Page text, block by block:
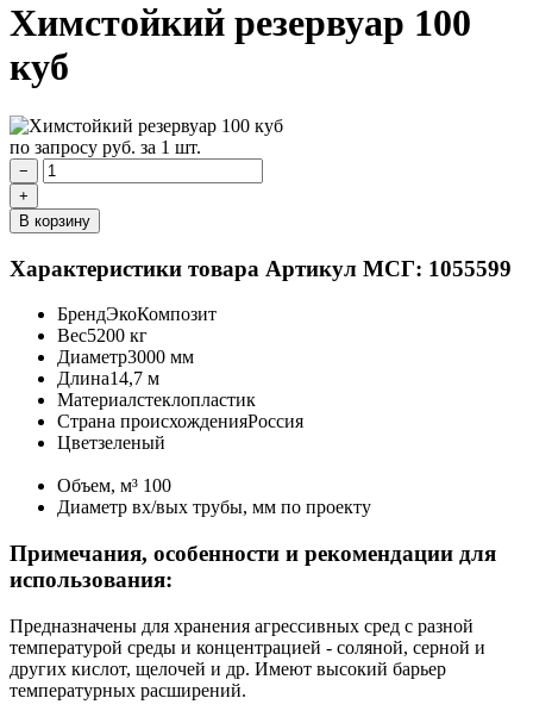
Химстойкий резервуар 100
куб
по запросу руб. за 1 шт.
−
+
В корзину
Характеристики товара Артикул МСГ: 1055599
БрендЭкоКомпозит
Вес5200 кг
Диаметр3000 мм
Длина14,7 м
Материалстеклопластик
Страна происхожденияРоссия
Цветзеленый
Объем, м³ 100
Диаметр вх/вых трубы, мм по проекту
Примечания, особенности и рекомендации для
использования:
Предназначены для хранения агрессивных сред с разной
температурой среды и концентрацией - соляной, серной и
других кислот, щелочей и др. Имеют высокий барьер
температурных расширений.